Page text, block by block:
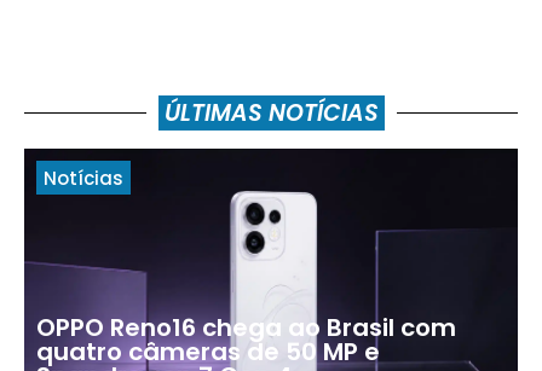
ÚLTIMAS NOTÍCIAS
Notícias
OPPO Reno16 chega ao Brasil com
quatro câmeras de 50 MP e